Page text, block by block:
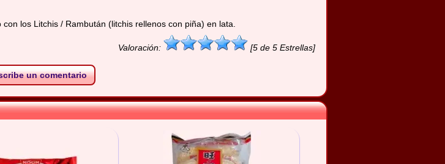
los Litchis / Rambután (litchis rellenos con piña) en lata.
Valoración: [5 de 5 Estrellas]
un comentario